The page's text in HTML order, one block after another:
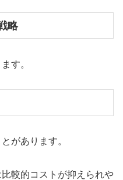
略
す。
があります。
較的コストが抑えられや